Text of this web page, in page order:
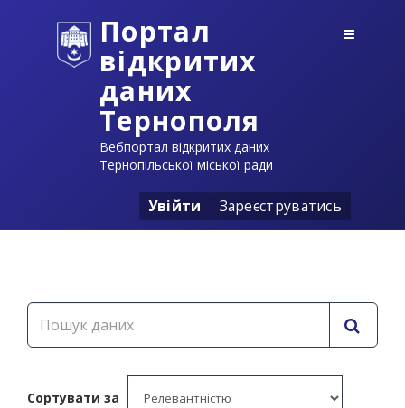
Портал
відкритих
даних
Тернополя
Вебпортал відкритих даних
Тернопільської міської ради
Увійти Зареєструватись
Сортувати за